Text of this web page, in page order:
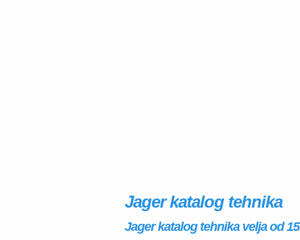
Jager katalog tehnika
Jager katalog tehnika velja od